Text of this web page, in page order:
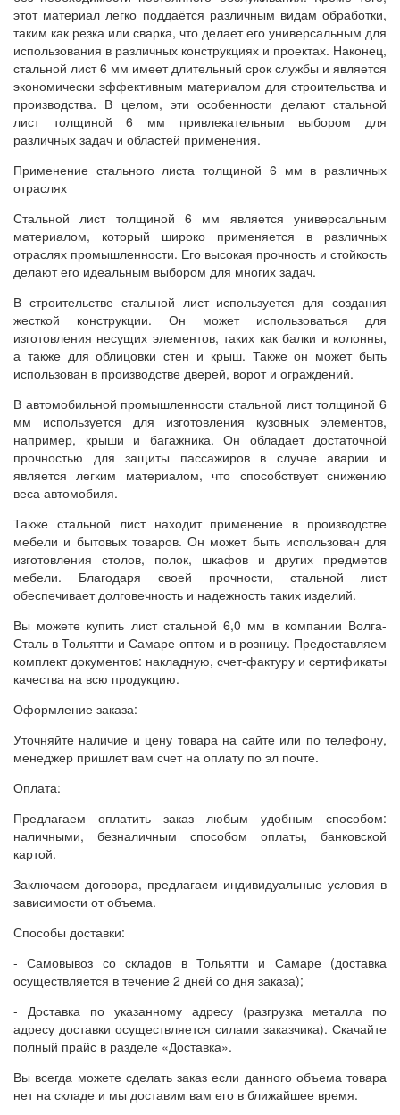
этот материал легко поддаётся различным видам обработки,
таким как резка или сварка, что делает его универсальным для
использования в различных конструкциях и проектах. Наконец,
стальной лист 6 мм имеет длительный срок службы и является
экономически эффективным материалом для строительства и
производства. В целом, эти особенности делают стальной
лист толщиной 6 мм привлекательным выбором для
различных задач и областей применения.
Применение стального листа толщиной 6 мм в различных
отраслях
Стальной лист толщиной 6 мм является универсальным
материалом, который широко применяется в различных
отраслях промышленности. Его высокая прочность и стойкость
делают его идеальным выбором для многих задач.
В строительстве стальной лист используется для создания
жесткой конструкции. Он может использоваться для
изготовления несущих элементов, таких как балки и колонны,
а также для облицовки стен и крыш. Также он может быть
использован в производстве дверей, ворот и ограждений.
В автомобильной промышленности стальной лист толщиной 6
мм используется для изготовления кузовных элементов,
например, крыши и багажника. Он обладает достаточной
прочностью для защиты пассажиров в случае аварии и
является легким материалом, что способствует снижению
веса автомобиля.
Также стальной лист находит применение в производстве
мебели и бытовых товаров. Он может быть использован для
изготовления столов, полок, шкафов и других предметов
мебели. Благодаря своей прочности, стальной лист
обеспечивает долговечность и надежность таких изделий.
Вы можете купить лист стальной 6,0 мм в компании Волга-
Сталь в Тольятти и Самаре оптом и в розницу. Предоставляем
комплект документов: накладную, счет-фактуру и сертификаты
качества на всю продукцию.
Оформление заказа:
Уточняйте наличие и цену товара на сайте или по телефону,
менеджер пришлет вам счет на оплату по эл почте.
Оплата:
Предлагаем оплатить заказ любым удобным способом:
наличными, безналичным способом оплаты, банковской
картой.
Заключаем договора, предлагаем индивидуальные условия в
зависимости от объема.
Способы доставки:
- Самовывоз со складов в Тольятти и Самаре (доставка
осуществляется в течение 2 дней со дня заказа);
- Доставка по указанному адресу (разгрузка металла по
адресу доставки осуществляется силами заказчика). Скачайте
полный прайс в разделе «Доставка».
Вы всегда можете сделать заказ если данного объема товара
нет на складе и мы доставим вам его в ближайшее время.